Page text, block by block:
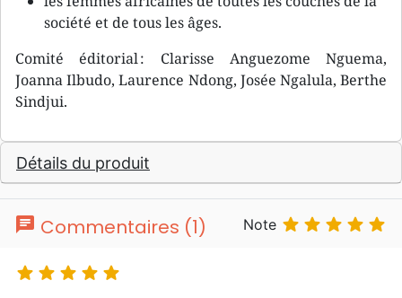
société et de tous les âges.
Comité éditorial : Clarisse Anguezome Nguema,
Joanna Ilbudo, Laurence Ndong, Josée Ngalula, Berthe
Sindjui.
Détails du produit
chat Commentaires (1) Note     
    